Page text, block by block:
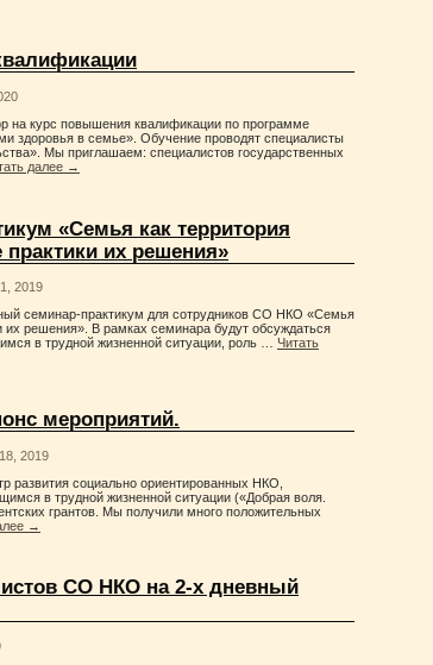
на курс повышения квалификации по программе
здоровья в семье». Обучение проводят специалисты
Мы приглашаем: специалистов государственных
далее →
«Семья как территория
их решения»
2019
семинар-практикум для сотрудников СО НКО «Семья
решения». В рамках семинара будут обсуждаться
в трудной жизненной ситуации, роль … Читать
мероприятий.
2019
развития социально ориентированных НКО,
в трудной жизненной ситуации («Добрая воля.
грантов. Мы получили много положительных
→
СО НКО на 2-х дневный